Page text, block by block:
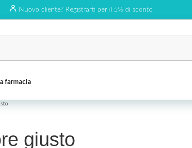
Nuovo cliente? Registrarti per il 5% di sconto
farmacia
giusto